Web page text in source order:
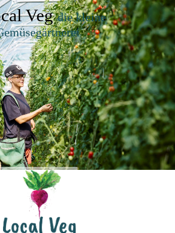
Veg die kleine